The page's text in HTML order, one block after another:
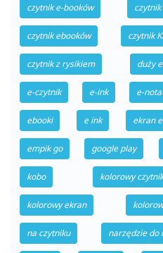
czytnik e-booków
czytnik ebooków czytnik
czytnik z rysikiem duży
e-czytnik e-ink e-
ebooki e ink ekran
empik go google play
kobo kolorowy czytnik
kolorowy ekran
na czytniku narzędzie do